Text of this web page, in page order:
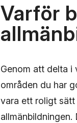
Varför
Genom att delta i
områden du har
vara ett roligt sätt